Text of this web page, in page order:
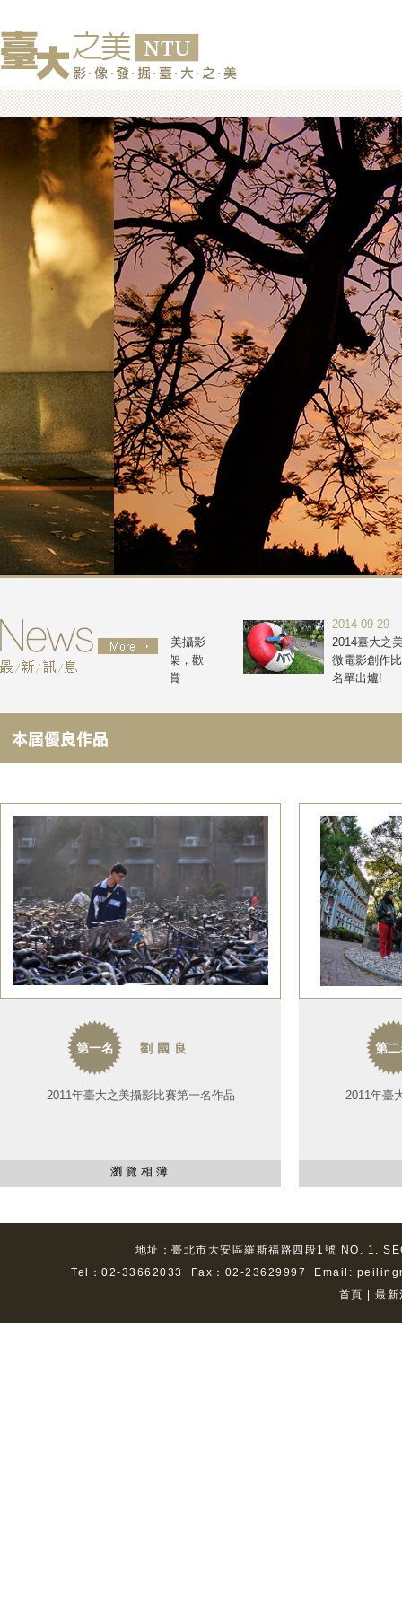
2014-11-19
2014年臺大之美攝影
得獎作品已上架，歡
2014-09-29
2014臺大之美
微電影創作比
名單出爐!
第一名 劉國良
2011年臺大之美攝影比賽第一名作品
瀏覽相簿
第
2011年臺
地址：臺北市大安區羅斯福路四段1號 NO. 1.
Tel：02-33662033 Fax：02-23629997
Email:
首頁
最新